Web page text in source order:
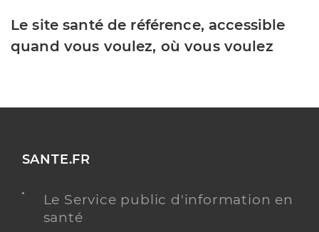
Le site santé de référence, accessible
quand vous voulez, où vous voulez
SANTE.FR
Le Service public d'information en
santé